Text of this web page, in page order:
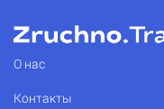
О нас
Контакты